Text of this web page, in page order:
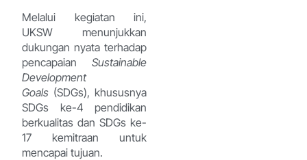
Melalui kegiatan ini,
UKSW menunjukkan
dukungan nyata terhadap
pencapaian Sustainable
Development
Goals (SDGs), khususnya
SDGs ke-4 pendidikan
berkualitas dan SDGs ke-
17 kemitraan untuk
mencapai tujuan.